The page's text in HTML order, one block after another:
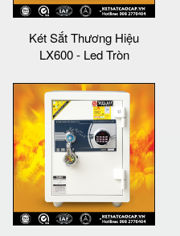
Két Sắt Thương Hiệu
LX600 - Led Tròn